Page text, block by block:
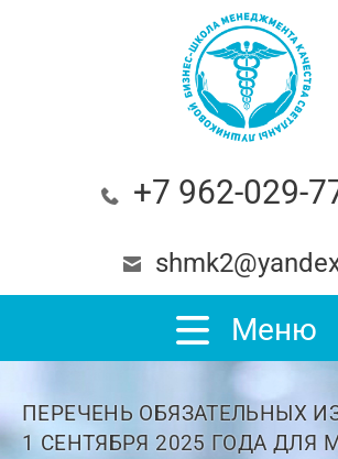
+7 962-029-
Меню
ПЕРЕЧЕНЬ ОБЯЗАТЕЛЬНЫХ
1 СЕНТЯБРЯ 2025 ГОДА ДЛЯ